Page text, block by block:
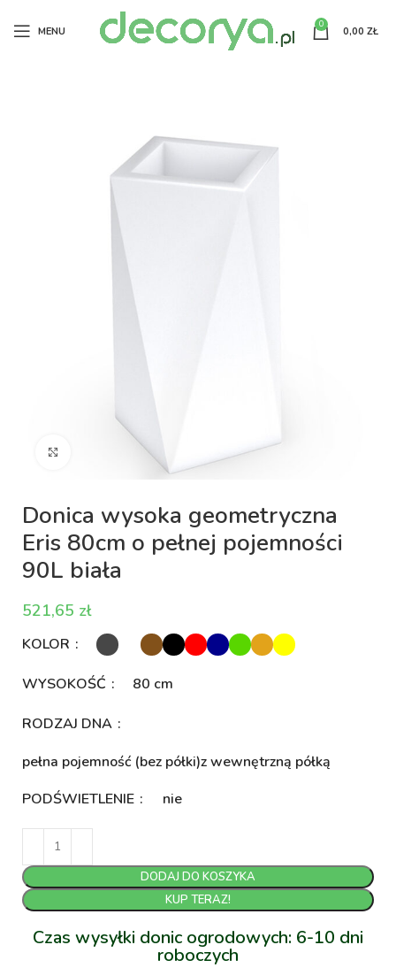
MENU
0
0,00 ZŁ
Kliknij aby powiększyć
Donica wysoka geometryczna
Eris 80cm o pełnej pojemności
90L biała
zł
KOLOR
WYSOKOŚĆ 80 cm
RODZAJ DNA
pełna pojemność (bez półki)z wewnętrzną półką
PODŚWIETLENIE
nie
DODAJ DO KOSZYKA
KUP TERAZ!
Czas wysyłki donic ogrodowych: 6-10 dni
roboczych